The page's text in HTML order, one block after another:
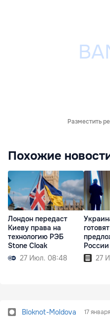
Разместить
Похожие
Лондон передаст
Киеву права на
технологию РЭБ
Stone Cloak
27 Июл. 08:48
России
27
Bloknot-Moldova 17